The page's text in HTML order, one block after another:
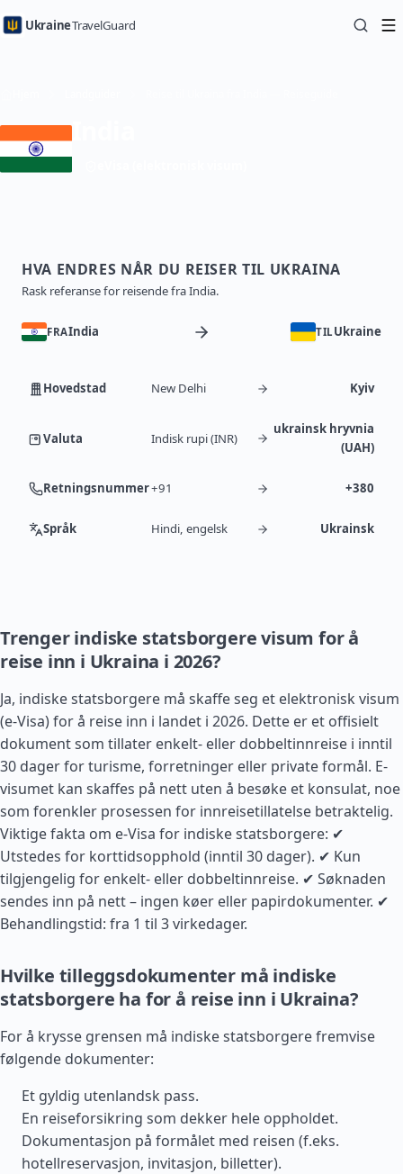
UkraineTravelGuard
HVA ENDRES NÅR DU REISER TIL UKRAINA
Rask referanse for reisende fra India.
FRAIndia TIL Ukraine
Hovedstad New Delhi Kyiv
Valuta Indisk rupi (INR)
ukrainsk hryvnia
(UAH)
Retningsnummer+91 +380
Språk Hindi, engelsk Ukrainsk
Trenger indiske statsborgere visum for å
reise inn i Ukraina i 2026?
Ja, indiske statsborgere må skaffe seg et elektronisk visum
(e-Visa) for å reise inn i landet i 2026. Dette er et offisielt
dokument som tillater enkelt- eller dobbeltinnreise i inntil
30 dager for turisme, forretninger eller private formål. E-
visumet kan skaffes på nett uten å besøke et konsulat, noe
som forenkler prosessen for innreisetillatelse betraktelig.
Viktige fakta om e-Visa for indiske statsborgere: ✔
Utstedes for korttidsopphold (inntil 30 dager). ✔ Kun
tilgjengelig for enkelt- eller dobbeltinnreise. ✔ Søknaden
sendes inn på nett – ingen køer eller papirdokumenter. ✔
Behandlingstid: fra 1 til 3 virkedager.
Hvilke tilleggsdokumenter må indiske
statsborgere ha for å reise inn i Ukraina?
For å krysse grensen må indiske statsborgere fremvise
følgende dokumenter:
Et gyldig utenlandsk pass.
En reiseforsikring som dekker hele oppholdet.
Dokumentasjon på formålet med reisen (f.eks.
hotellreservasjon, invitasjon, billetter).